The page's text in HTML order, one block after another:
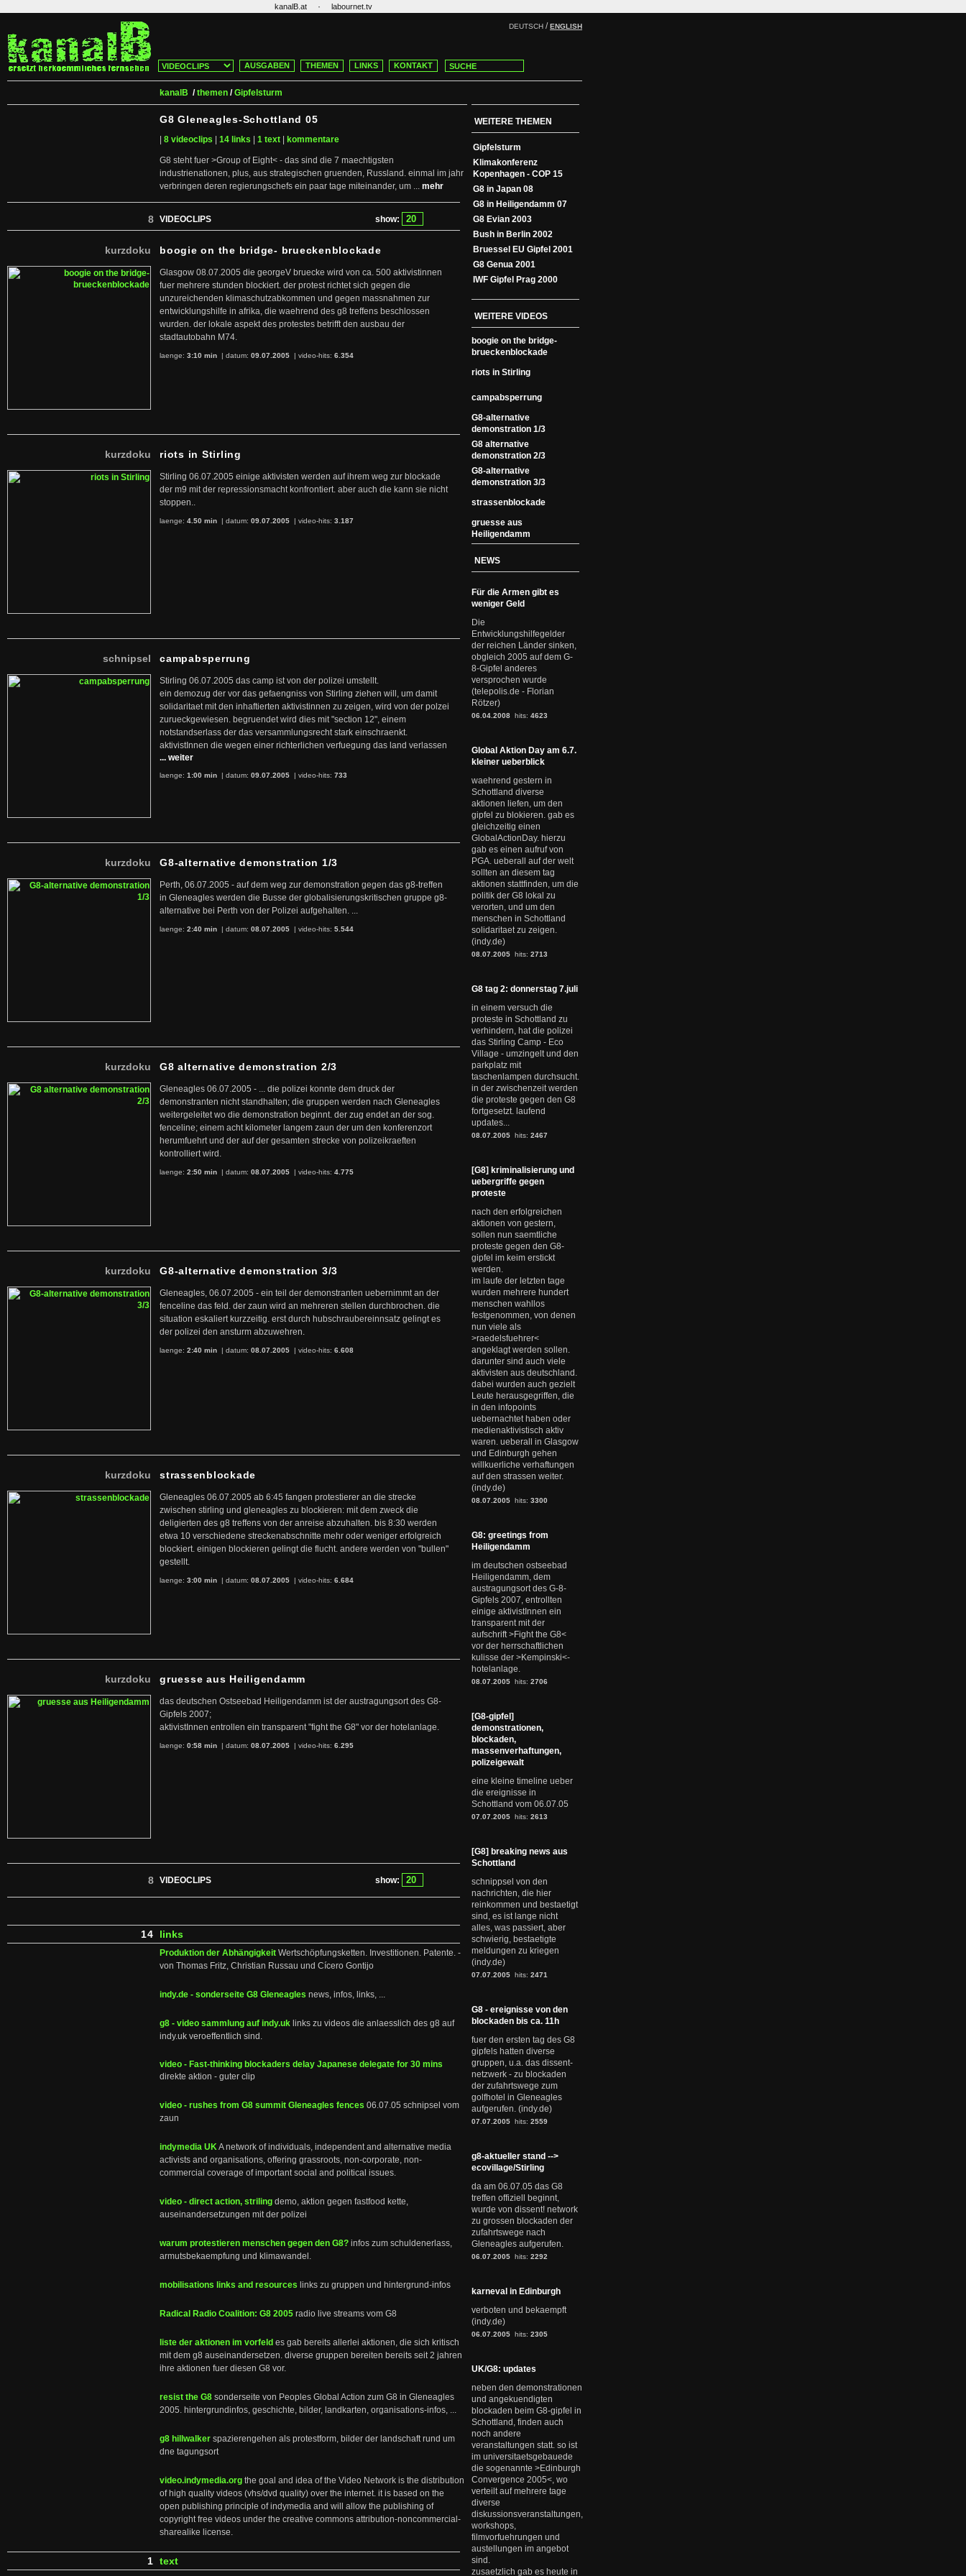
kanalB.at · labournet.tv
DEUTSCH /ENGLISH
AUSGABEN THEMEN LINKS KONTAKT
kanalB /themen /Gipfelsturm
G8 Gleneagles-Schottland 05
8 videoclips 14 links 1 text kommentare
G8 steht fuer >Group of Eight< - das sind die 7 maechtigsten
industrienationen, plus, aus strategischen gruenden, Russland. einmal im jahr
verbringen deren regierungschefs ein paar tage miteinander, um ... mehr
8 VIDEOCLIPS show:
kurzdoku boogie on the bridge- brueckenblockade
Glasgow 08.07.2005 die georgeV bruecke wird von ca. 500 aktivistinnen
fuer mehrere stunden blockiert. der protest richtet sich gegen die
unzureichenden klimaschutzabkommen und gegen massnahmen zur
entwicklungshilfe in afrika, die waehrend des g8 treffens beschlossen
wurden. der lokale aspekt des protestes betrifft den ausbau der
stadtautobahn M74.
laenge: 3:10 min | datum: 09.07.2005 | video-hits: 6.354
kurzdoku riots in Stirling
Stirling 06.07.2005 einige aktivisten werden auf ihrem weg zur blockade
der m9 mit der repressionsmacht konfrontiert. aber auch die kann sie nicht
stoppen..
laenge: 4.50 min | datum: 09.07.2005 | video-hits: 3.187
schnipsel campabsperrung
Stirling 06.07.2005 das camp ist von der polizei umstellt.
ein demozug der vor das gefaengniss von Stirling ziehen will, um damit
solidaritaet mit den inhaftierten aktivistinnen zu zeigen, wird von der polzei
zurueckgewiesen. begruendet wird dies mit "section 12", einem
notstandserlass der das versammlungsrecht stark einschraenkt.
aktivistInnen die wegen einer richterlichen verfuegung das land verlassen
... weiter
laenge: 1:00 min | datum: 09.07.2005 | video-hits: 733
kurzdoku G8-alternative demonstration 1/3
Perth, 06.07.2005 - auf dem weg zur demonstration gegen das g8-treffen
in Gleneagles werden die Busse der globalisierungskritischen gruppe g8-
alternative bei Perth von der Polizei aufgehalten. ...
laenge: 2:40 min | datum: 08.07.2005 | video-hits: 5.544
kurzdoku G8 alternative demonstration 2/3
Gleneagles 06.07.2005 - ... die polizei konnte dem druck der
demonstranten nicht standhalten; die gruppen werden nach Gleneagles
weitergeleitet wo die demonstration beginnt. der zug endet an der sog.
fenceline; einem acht kilometer langem zaun der um den konferenzort
herumfuehrt und der auf der gesamten strecke von polizeikraeften
kontrolliert wird.
laenge: 2:50 min | datum: 08.07.2005 | video-hits: 4.775
kurzdoku G8-alternative demonstration 3/3
Gleneagles, 06.07.2005 - ein teil der demonstranten uebernimmt an der
fenceline das feld. der zaun wird an mehreren stellen durchbrochen. die
situation eskaliert kurzzeitig. erst durch hubschraubereinnsatz gelingt es
der polizei den ansturm abzuwehren.
laenge: 2:40 min | datum: 08.07.2005 | video-hits: 6.608
kurzdoku strassenblockade
Gleneagles 06.07.2005 ab 6:45 fangen protestierer an die strecke
zwischen stirling und gleneagles zu blockieren: mit dem zweck die
deligierten des g8 treffens von der anreise abzuhalten. bis 8:30 werden
etwa 10 verschiedene streckenabschnitte mehr oder weniger erfolgreich
blockiert. einigen blockieren gelingt die flucht. andere werden von "bullen"
gestellt.
laenge: 3:00 min | datum: 08.07.2005 | video-hits: 6.684
kurzdoku gruesse aus Heiligendamm
das deutschen Ostseebad Heiligendamm ist der austragungsort des G8-
Gipfels 2007;
aktivistInnen entrollen ein transparent "fight the G8" vor der hotelanlage.
laenge: 0:58 min | datum: 08.07.2005 | video-hits: 6.295
8 VIDEOCLIPS show:
14 links
Produktion der Abhängigkeit Wertschöpfungsketten. Investitionen. Patente. -
von Thomas Fritz, Christian Russau und Cícero Gontijo
indy.de - sonderseite G8 Gleneagles news, infos, links, ...
g8 - video sammlung auf indy.uk links zu videos die anlaesslich des g8 auf
indy.uk veroeffentlich sind.
video - Fast-thinking blockaders delay Japanese delegate for 30 mins
direkte aktion - guter clip
video - rushes from G8 summit Gleneagles fences 06.07.05 schnipsel vom
zaun
indymedia UKA network of individuals, independent and alternative media
activists and organisations, offering grassroots, non-corporate, non-
commercial coverage of important social and political issues.
video - direct action, striling demo, aktion gegen fastfood kette,
auseinandersetzungen mit der polizei
warum protestieren menschen gegen den G8? infos zum schuldenerlass,
armutsbekaempfung und klimawandel.
mobilisations links and resources links zu gruppen und hintergrund-infos
Radical Radio Coalition: G8 2005 radio live streams vom G8
liste der aktionen im vorfeld es gab bereits allerlei aktionen, die sich kritisch
mit dem g8 auseinandersetzen. diverse gruppen bereiten bereits seit 2 jahren
ihre aktionen fuer diesen G8 vor.
resist the G8 sonderseite von Peoples Global Action zum G8 in Gleneagles
2005. hintergrundinfos, geschichte, bilder, landkarten, organisations-infos, ...
g8 hillwalker spazierengehen als protestform, bilder der landschaft rund um
dne tagungsort
video.indymedia.org the goal and idea of the Video Network is the distribution
of high quality videos (vhs/dvd quality) over the internet. it is based on the
open publishing principle of indymedia and will allow the publishing of
copyright free videos under the creative commons attribution-noncommercial-
sharealike license.
1 text
WEITERE THEMEN
Gipfelsturm
Klimakonferenz
Kopenhagen - COP 15
G8 in Japan 08
G8 in Heiligendamm 07
G8 Evian 2003
Bush in Berlin 2002
Bruessel EU Gipfel 2001
G8 Genua 2001
IWF Gipfel Prag 2000
WEITERE VIDEOS
boogie on the bridge-
brueckenblockade
riots in Stirling
campabsperrung
G8-alternative
demonstration 1/3
G8 alternative
demonstration 2/3
G8-alternative
demonstration 3/3
strassenblockade
gruesse aus
Heiligendamm
NEWS
Für die Armen gibt es
weniger Geld
Die
Entwicklungshilfegelder
der reichen Länder sinken,
obgleich 2005 auf dem G-
8-Gipfel anderes
versprochen wurde
(telepolis.de - Florian
Rötzer)
06.04.2008 hits: 4623
Global Aktion Day am 6.7.
kleiner ueberblick
waehrend gestern in
Schottland diverse
aktionen liefen, um den
gipfel zu blokieren. gab es
gleichzeitig einen
GlobalActionDay. hierzu
gab es einen aufruf von
PGA. ueberall auf der welt
sollten an diesem tag
aktionen stattfinden, um die
politik der G8 lokal zu
verorten, und um den
menschen in Schottland
solidaritaet zu zeigen.
(indy.de)
08.07.2005 hits: 2713
G8 tag 2: donnerstag 7.juli
in einem versuch die
proteste in Schottland zu
verhindern, hat die polizei
das Stirling Camp - Eco
Village - umzingelt und den
parkplatz mit
taschenlampen durchsucht.
in der zwischenzeit werden
die proteste gegen den G8
fortgesetzt. laufend
updates...
08.07.2005 hits: 2467
[G8] kriminalisierung und
uebergriffe gegen
proteste
nach den erfolgreichen
aktionen von gestern,
sollen nun saemtliche
proteste gegen den G8-
gipfel im keim erstickt
werden.
im laufe der letzten tage
wurden mehrere hundert
menschen wahllos
festgenommen, von denen
nun viele als
>raedelsfuehrer<
angeklagt werden sollen.
darunter sind auch viele
aktivisten aus deutschland.
dabei wurden auch gezielt
Leute herausgegriffen, die
in den infopoints
uebernachtet haben oder
medienaktivistisch aktiv
waren. ueberall in Glasgow
und Edinburgh gehen
willkuerliche verhaftungen
auf den strassen weiter.
(indy.de)
08.07.2005 hits: 3300
G8: greetings from
Heiligendamm
im deutschen ostseebad
Heiligendamm, dem
austragungsort des G-8-
Gipfels 2007, entrollten
einige aktivistInnen ein
transparent mit der
aufschrift >Fight the G8<
vor der herrschaftlichen
kulisse der >Kempinski<-
hotelanlage.
08.07.2005 hits: 2706
[G8-gipfel]
demonstrationen,
blockaden,
massenverhaftungen,
polizeigewalt
eine kleine timeline ueber
die ereignisse in
Schottland vom 06.07.05
07.07.2005 hits: 2613
[G8] breaking news aus
Schottland
schnippsel von den
nachrichten, die hier
reinkommen und bestaetigt
sind, es ist lange nicht
alles, was passiert, aber
schwierig, bestaetigte
meldungen zu kriegen
(indy.de)
07.07.2005 hits: 2471
G8 - ereignisse von den
blockaden bis ca. 11h
fuer den ersten tag des G8
gipfels hatten diverse
gruppen, u.a. das dissent-
netzwerk - zu blockaden
der zufahrtswege zum
golfhotel in Gleneagles
aufgerufen. (indy.de)
07.07.2005 hits: 2559
g8-aktueller stand -->
ecovillage/Stirling
da am 06.07.05 das G8
treffen offiziell beginnt,
wurde von dissent! network
zu grossen blockaden der
zufahrtswege nach
Gleneagles aufgerufen.
06.07.2005 hits: 2292
karneval in Edinburgh
verboten und bekaempft
(indy.de)
06.07.2005 hits: 2305
UK/G8: updates
neben den demonstrationen
und angekuendigten
blockaden beim G8-gipfel in
Schottland, finden auch
noch andere
veranstaltungen statt. so ist
im universitaetsgebauede
die sogenannte >Edinburgh
Convergence 2005<, wo
verteilt auf mehrere tage
diverse
diskussionsveranstaltungen,
workshops,
filmvorfuehrungen und
austellungen im angebot
sind.
zusaetzlich gab es heute in